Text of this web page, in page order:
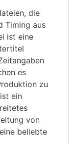
die
Timing aus
ist eine
es
zu
ein
von
beliebte